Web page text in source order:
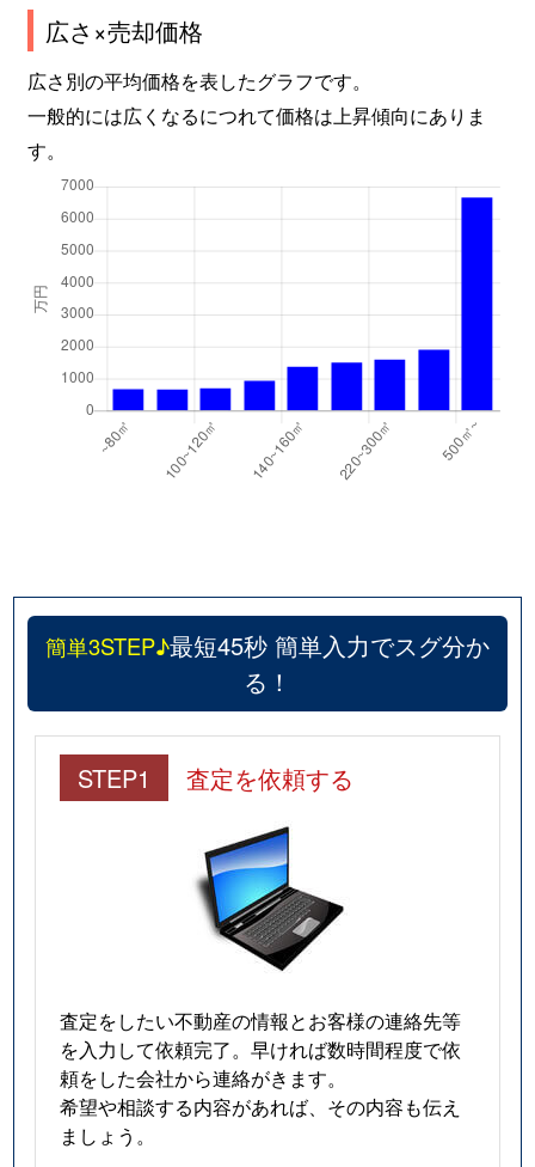
広さ×売却価格
広さ別の平均価格を表したグラフです。
一般的には広くなるにつれて価格は上昇傾向にありま
す。
簡単3STEP♪最短45秒 簡単入力でスグ分か
る！
STEP1 査定を依頼する
査定をしたい不動産の情報とお客様の連絡先等
を入力して依頼完了。早ければ数時間程度で依
頼をした会社から連絡がきます。
希望や相談する内容があれば、その内容も伝え
ましょう。